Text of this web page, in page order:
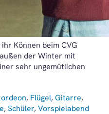
Können beim CVG
der Winter mit
sehr ungemütlichen
, Flügel, Gitarre,
, Schüler, Vorspielabend